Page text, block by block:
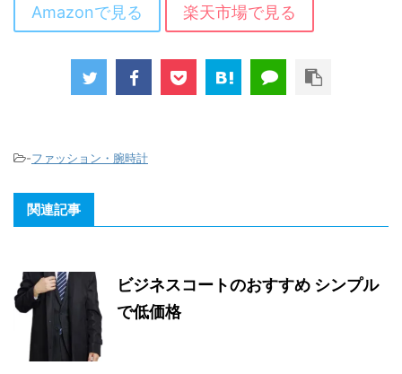
Amazonで見る
楽天市場で見る
-ファッション・腕時計
関連記事
ビジネスコートのおすすめ シンプル
で低価格